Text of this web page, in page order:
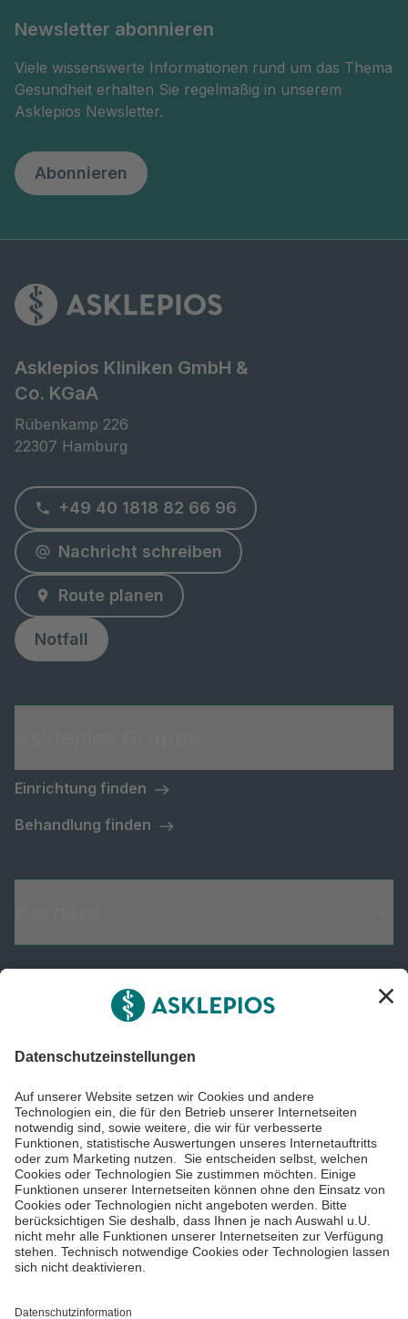
Newsletter abonnieren
Viele wissenswerte Informationen rund um das Thema
Gesundheit erhalten Sie regelmäßig in unserem
Asklepios Newsletter.
Abonnieren
Asklepios Kliniken GmbH &
Co. KGaA
Rübenkamp 226
22307 Hamburg
+49 40 1818 82 66 96
Nachricht schreiben
Route planen
Notfall
Einrichtung finden
Behandlung finden
Informiert bleiben
Impressum
Datenschutzinformationen
Barrierefreiheit